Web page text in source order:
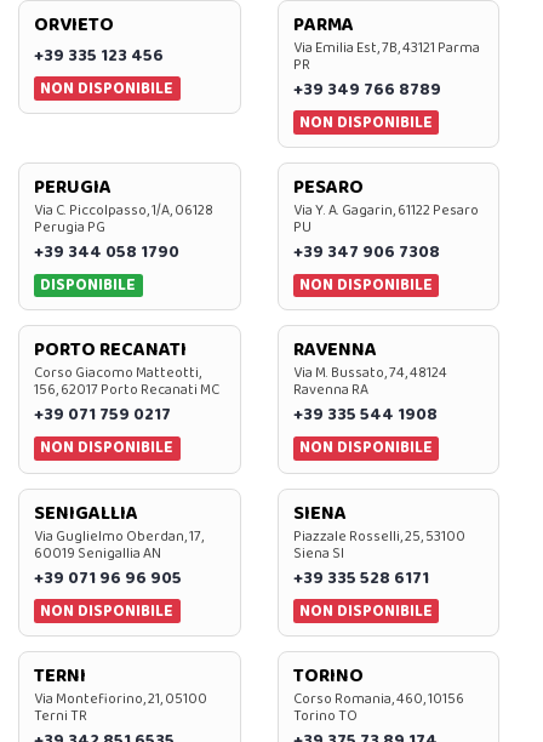
ORVIETO
+39 335 123 456
NON DISPONIBILE
PARMA
Via Emilia Est, 7B, 43121 Parma
PR
+39 349 766 8789
NON DISPONIBILE
PERUGIA
Via C. Piccolpasso, 1/A, 06128
Perugia PG
+39 344 058 1790
DISPONIBILE
PESARO
Via Y. A. Gagarin, 61122 Pesaro
PU
+39 347 906 7308
NON DISPONIBILE
PORTO RECANATI
Corso Giacomo Matteotti,
156, 62017 Porto Recanati MC
+39 071 759 0217
NON DISPONIBILE
RAVENNA
Via M. Bussato, 74, 48124
Ravenna RA
+39 335 544 1908
NON DISPONIBILE
SENIGALLIA
Via Guglielmo Oberdan, 17,
60019 Senigallia AN
+39 071 96 96 905
NON DISPONIBILE
SIENA
Piazzale Rosselli, 25, 53100
Siena SI
+39 335 528 6171
NON DISPONIBILE
TERNI
Via Montefiorino, 21, 05100
Terni TR
TORINO
Corso Romania, 460, 10156
Torino TO